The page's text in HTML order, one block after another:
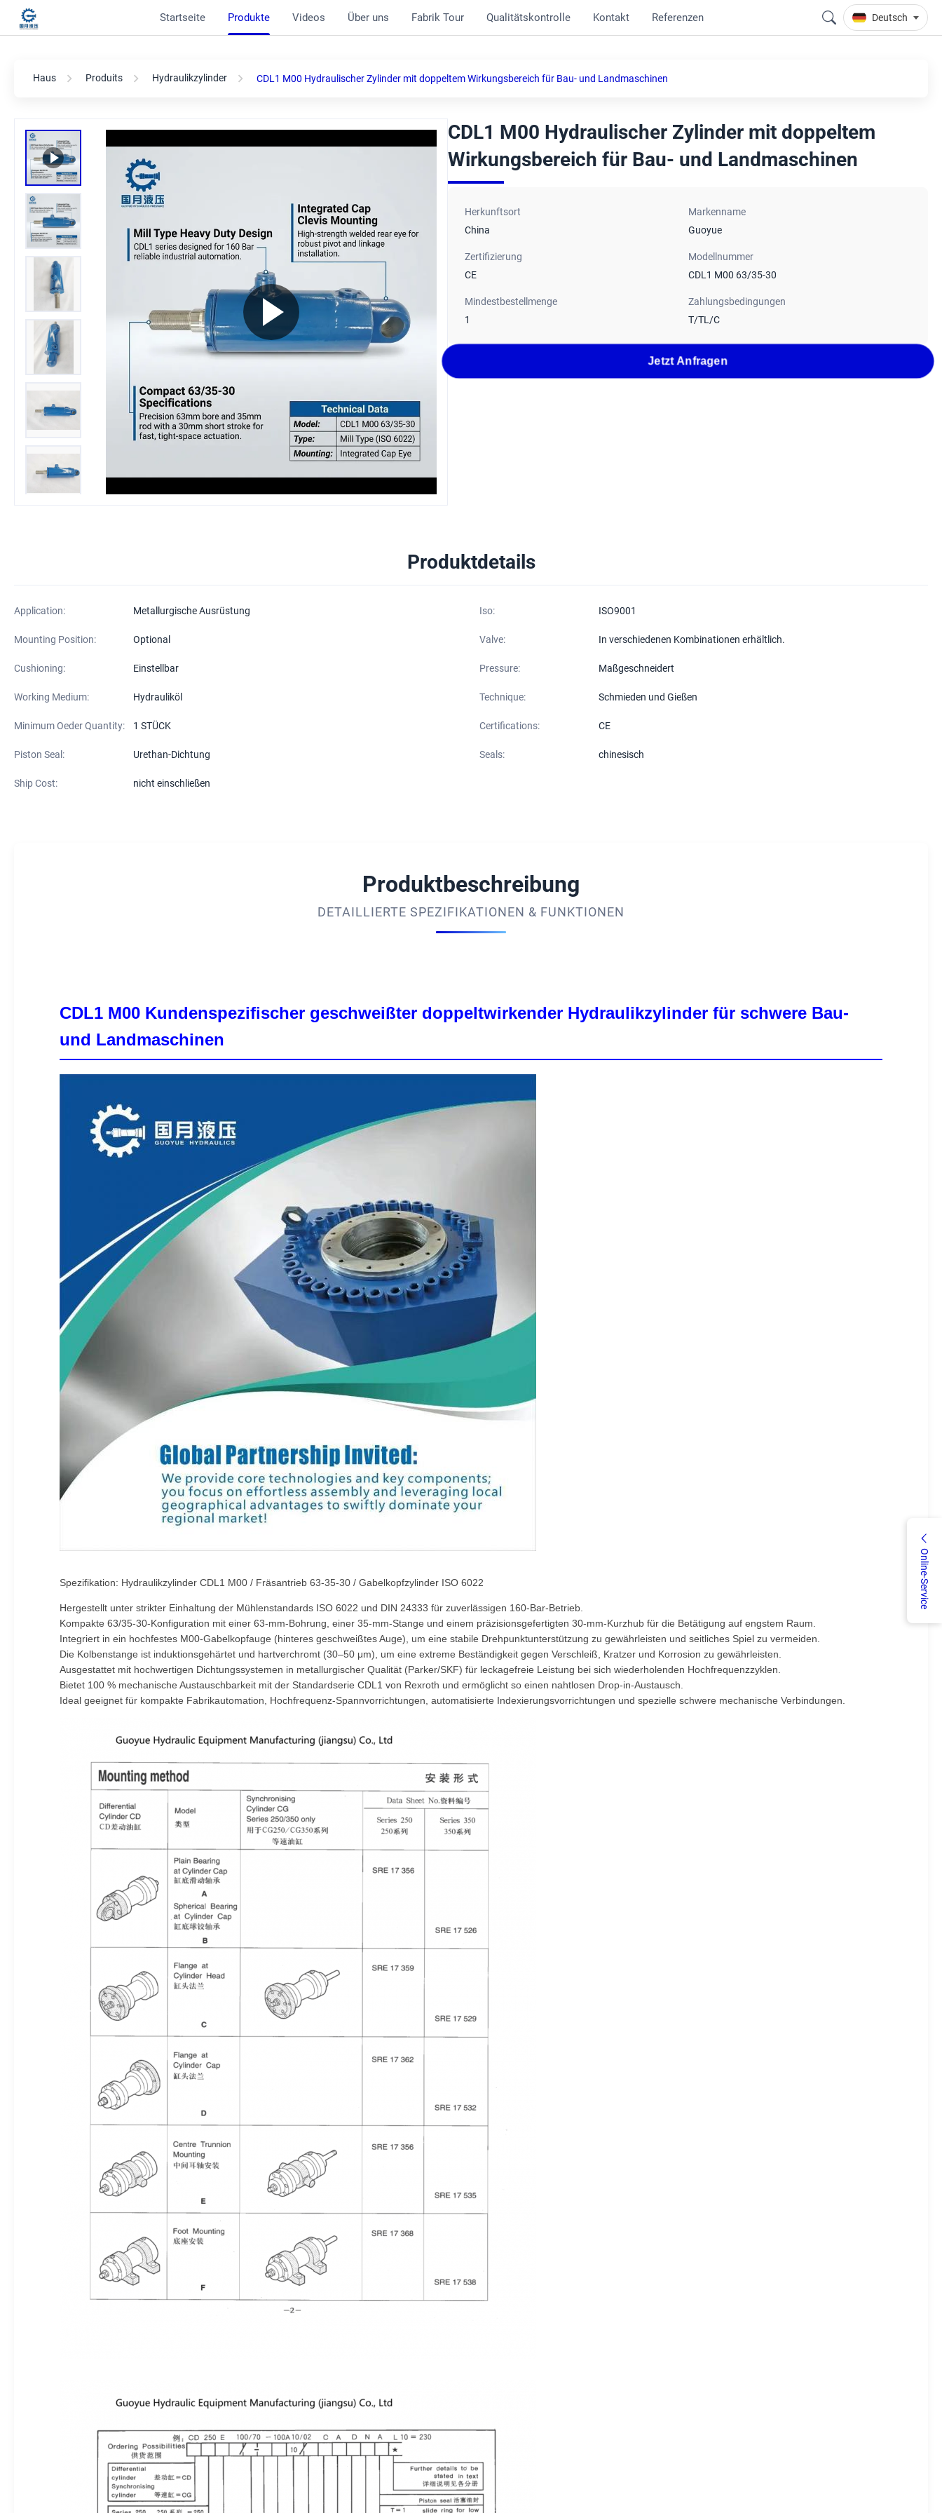
Startseite Produkte Videos Über uns Fabrik Tour Qualitätskontrolle Kontakt Referenzen Deutsch
Online-Service
Haus Produits Hydraulikzylinder CDL1 M00 Hydraulischer Zylinder mit doppeltem Wirkungsbereich für Bau- und Landmaschinen
CDL1 M00 Hydraulischer Zylinder mit doppeltem
Wirkungsbereich für Bau- und Landmaschinen
Herkunftsort
China
Markenname
Guoyue
Zertifizierung
CE
Modellnummer
CDL1 M00 63/35-30
Mindestbestellmenge
1
Zahlungsbedingungen
T/TL/C
Jetzt Anfragen
Produktdetails
Application: Metallurgische Ausrüstung Iso: ISO9001
Mounting Position: Optional Valve: In verschiedenen Kombinationen erhältlich.
Cushioning: Einstellbar Pressure: Maßgeschneidert
Working Medium: Hydrauliköl Technique: Schmieden und Gießen
Minimum Oeder Quantity: 1 STÜCK Certifications: CE
Piston Seal: Urethan-Dichtung Seals: chinesisch
Ship Cost: nicht einschließen
Produktbeschreibung
DETAILLIERTE SPEZIFIKATIONEN & FUNKTIONEN
CDL1 M00 Kundenspezifischer geschweißter doppeltwirkender Hydraulikzylinder für schwere Bau-
und Landmaschinen
Spezifikation: Hydraulikzylinder CDL1 M00 / Fräsantrieb 63-35-30 / Gabelkopfzylinder ISO 6022
Hergestellt unter strikter Einhaltung der Mühlenstandards ISO 6022 und DIN 24333 für zuverlässigen 160-Bar-Betrieb.
Kompakte 63/35-30-Konfiguration mit einer 63-mm-Bohrung, einer 35-mm-Stange und einem präzisionsgefertigten 30-mm-Kurzhub für die Betätigung auf engstem Raum.
Integriert in ein hochfestes M00-Gabelkopfauge (hinteres geschweißtes Auge), um eine stabile Drehpunktunterstützung zu gewährleisten und seitliches Spiel zu vermeiden.
Die Kolbenstange ist induktionsgehärtet und hartverchromt (30–50 μm), um eine extreme Beständigkeit gegen Verschleiß, Kratzer und Korrosion zu gewährleisten.
Ausgestattet mit hochwertigen Dichtungssystemen in metallurgischer Qualität (Parker/SKF) für leckagefreie Leistung bei sich wiederholenden Hochfrequenzzyklen.
Bietet 100 % mechanische Austauschbarkeit mit der Standardserie CDL1 von Rexroth und ermöglicht so einen nahtlosen Drop-in-Austausch.
Ideal geeignet für kompakte Fabrikautomation, Hochfrequenz-Spannvorrichtungen, automatisierte Indexierungsvorrichtungen und spezielle schwere mechanische Verbindungen.